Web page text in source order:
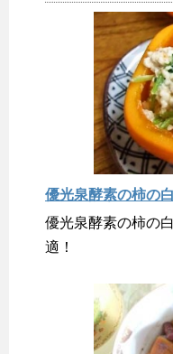
優光泉酵素の柿の
優光泉酵素の柿の
適！